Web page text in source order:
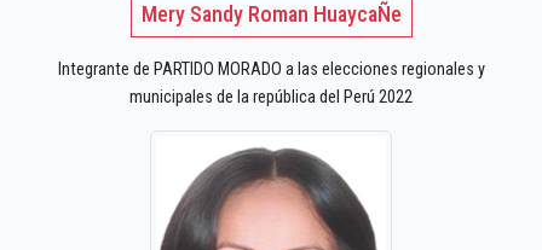
Mery Sandy Roman HuaycaÑe
Integrante de PARTIDO MORADO a las elecciones regionales y
municipales de la república del Perú 2022